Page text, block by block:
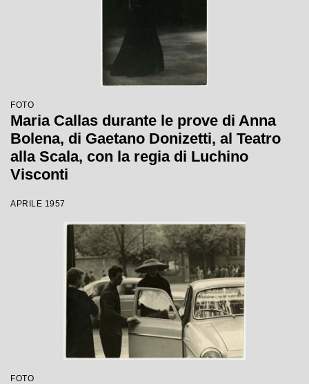
FOTO
Maria Callas durante le prove di Anna
Bolena, di Gaetano Donizetti, al Teatro
alla Scala, con la regia di Luchino
Visconti
APRILE 1957
FOTO